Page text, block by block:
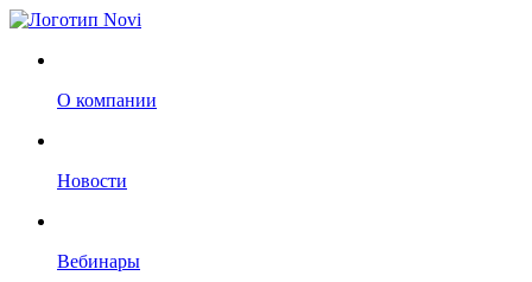
О компании
Новости
Вебинары